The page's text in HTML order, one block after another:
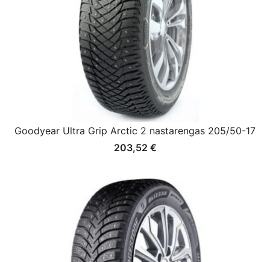
Goodyear Ultra Grip Arctic 2 nastarengas 205/50-17
203,52 €